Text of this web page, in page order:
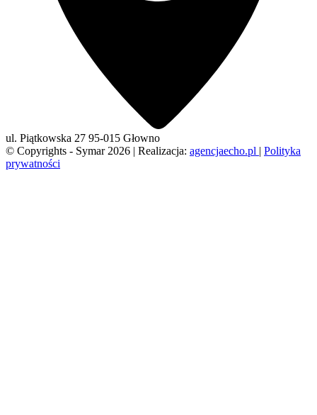
ul. Piątkowska 27 95-015 Głowno
© Copyrights - Symar 2026 | Realizacja: agencjaecho.pl | Polityka
prywatności